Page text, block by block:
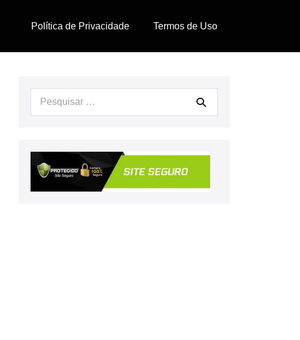
Política de Privacidade Termos de Uso
Procurar: